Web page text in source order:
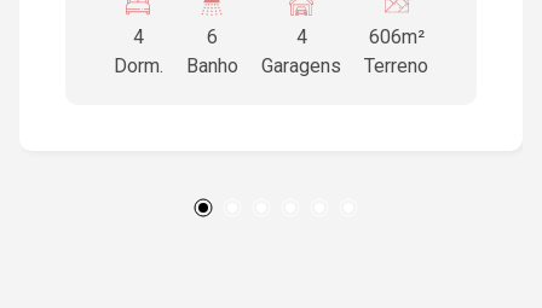
lindo jardim, possuí 4 suítes, hidromassagem,
aquecedor solar, home theater, sala de estar,
sala de jantar, cozinha planejada, piscina, sauna,
4
Dorm.
6
Banho
4
Garagens
606m²
Terreno